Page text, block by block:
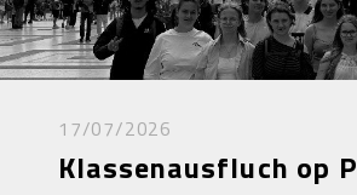
17/07/2026
Klassenausfluch op